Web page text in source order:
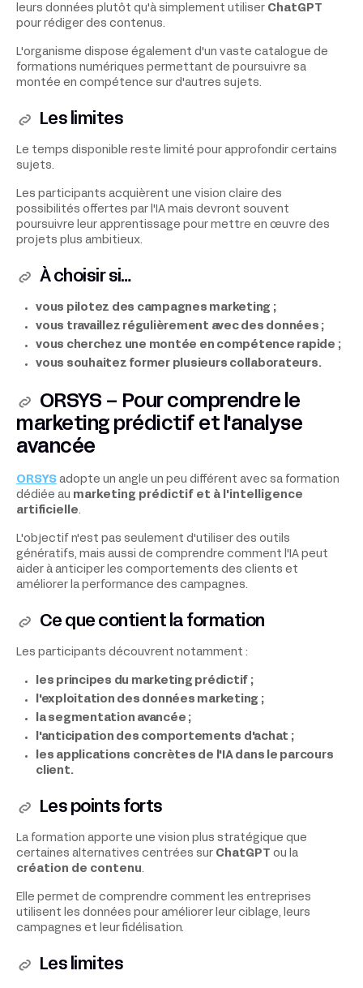
leurs données plutôt qu'à simplement utiliser ChatGPT
pour rédiger des contenus.
L'organisme dispose également d'un vaste catalogue de
formations numériques permettant de poursuivre sa
montée en compétence sur d'autres sujets.
Les limites
Le temps disponible reste limité pour approfondir certains
sujets.
Les participants acquièrent une vision claire des
possibilités offertes par l'IA mais devront souvent
poursuivre leur apprentissage pour mettre en œuvre des
projets plus ambitieux.
À choisir si…
vous pilotez des campagnes marketing ;
vous travaillez régulièrement avec des données ;
vous cherchez une montée en compétence rapide ;
vous souhaitez former plusieurs collaborateurs.
ORSYS – Pour comprendre le
marketing prédictif et l'analyse
avancée
ORSYS adopte un angle un peu différent avec sa formation
dédiée au
marketing prédictif et à l'intelligence
artificielle.
L'objectif n'est pas seulement d'utiliser des outils
génératifs, mais aussi de comprendre comment l'IA peut
aider à anticiper les comportements des clients et
améliorer la performance des campagnes.
Ce que contient la formation
Les participants découvrent notamment :
les principes du marketing prédictif ;
l'exploitation des données marketing ;
la segmentation avancée ;
l'anticipation des comportements d'achat ;
les applications concrètes de l'IA dans le parcours
client.
Les points forts
La formation apporte une vision plus stratégique que
certaines alternatives centrées sur ChatGPT ou la
création de contenu .
Elle permet de comprendre comment les entreprises
utilisent les données pour améliorer leur ciblage, leurs
campagnes et leur fidélisation.
Les limites